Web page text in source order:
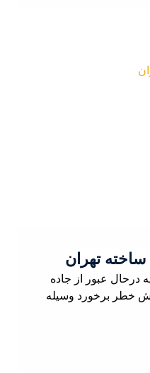
تهران
درحال عبور از جاده
خطر برخورد وسیله